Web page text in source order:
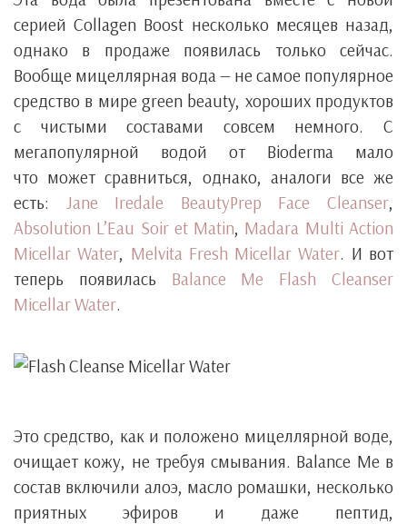
серией Collagen Boost несколько месяцев назад,
однако в продаже появилась только сейчас.
Вообще мицеллярная вода — не самое популярное
средство в мире green beauty, хороших продуктов
с чистыми составами совсем немного. С
мегапопулярной водой от Bioderma мало
что может сравниться, однако, аналоги все же
есть: Jane Iredale BeautyPrep Face Cleanser,
Absolution L’Eau Soir et Matin, Madara Multi Action
Micellar Water, Melvita Fresh Micellar Water. И вот
теперь появилась Balance Me Flash Cleanser
Micellar Water.
Это средство, как и положено мицеллярной воде,
очищает кожу, не требуя смывания. Balance Me в
состав включили алоэ, масло ромашки, несколько
приятных эфиров и даже пептид,